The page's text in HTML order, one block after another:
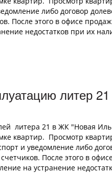
либо договор
После этого в офисе
недостатков при их
литер
литера 21 в ЖК "Новая
квартир. Просмотр
и уведомление либо
После этого в
на устранение